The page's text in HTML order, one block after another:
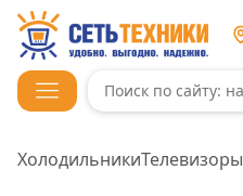
ХолодильникиТелевизоры